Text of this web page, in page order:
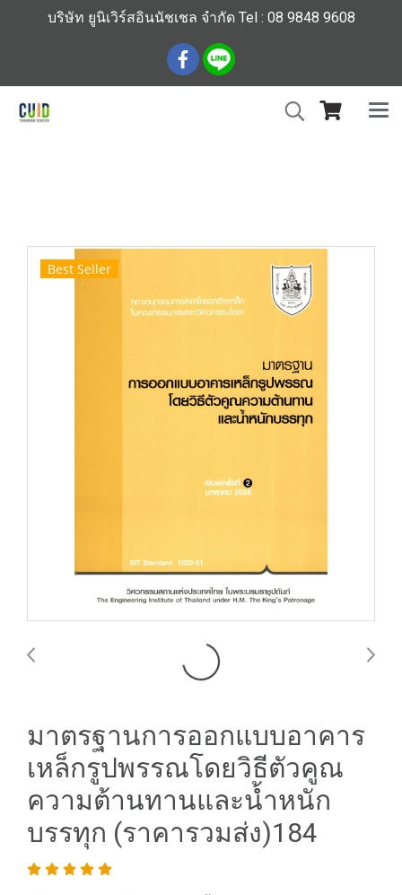
บริษัท ยูนิเวิร์สอินนัชเชล จำกัด Tel : 08 9848 9608
Best Seller
มาตรฐานการออกแบบอาคาร
เหล็กรูปพรรณโดยวิธีตัวคูณ
ความต้านทานและน้ำหนัก
บรรทุก (ราคารวมส่ง)184